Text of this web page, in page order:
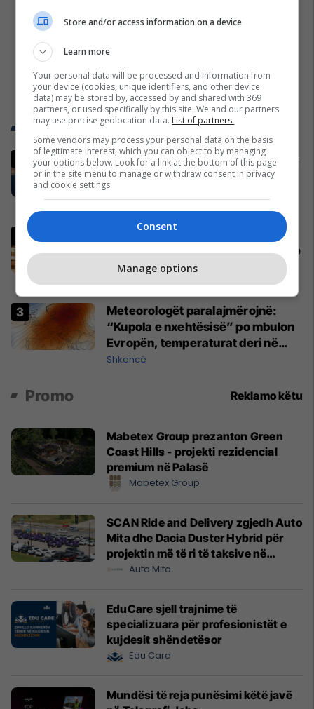
Trend Telegrafi
Irani mbyll Ngushticën e Hormuzit,
akuzon SHBA-në dhe Izraelin për
shkelje të armëpushimit
LDK kërkon dorëheqjen e Çekut:
Problemi i kopjimit në maturë ishte
paralajmëruar, nuk u morën masa
Arsim
Meteorologët paralajmërojnë:
“Kupola e nxehtësisë” po mbulon
Evropën, temperaturat deri në
45°C
Shkencë
Promo Reklamo këtu
Mabetex Group prezanton Green
Coast Hills - projekti rezidencial
premium në Palasë
Mabetex Group
SCAN Ride and Delivery zgjedh Auto
Mita dhe Dacia Duster Hybrid për
projektin më të ri të taksive në
Prishtinë
Auto Mita
EduCare sjell trajnime të
specializuara për profesionistët e
kujdesit shëndetësor
Edu Care
Mundësi të reja punësimi këtë javë
Store and/or access information on a device
Learn more
Your personal data will be processed and information from
your device (cookies, unique identifiers, and other device
data) may be stored by, accessed by and shared with 369
partners, or used specifically by this site. We and our partners
may use precise geolocation data. List of partners.
Some vendors may process your personal data on the basis
of legitimate interest, which you can object to by managing
your options below. Look for a link at the bottom of this page
or in the site menu to manage or withdraw consent in privacy
and cookie settings.
Consent
Manage options